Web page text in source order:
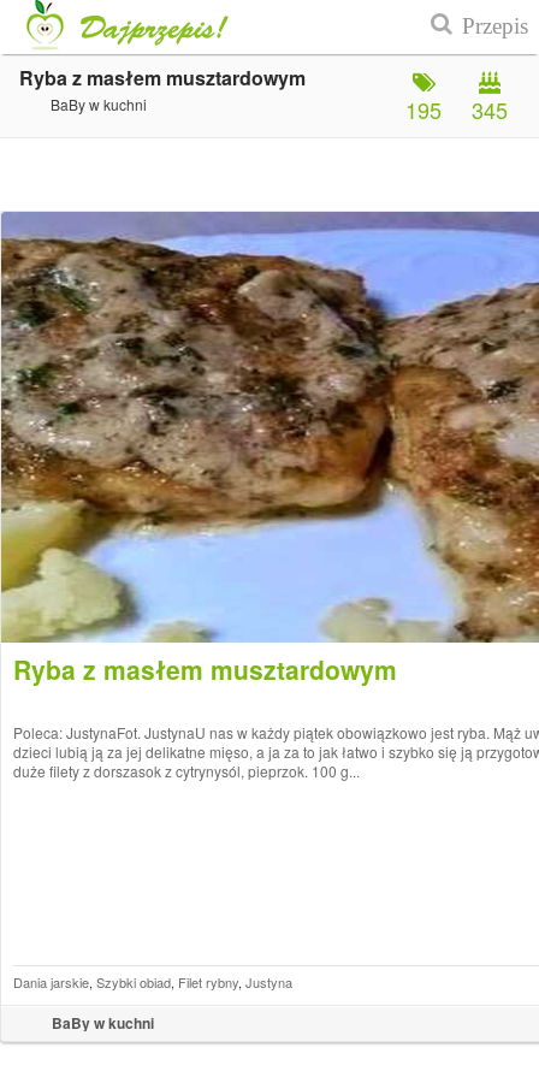
Ryba z masłem musztardowym
BaBy w kuchni 345
195
Ryba z masłem musztardowym
Poleca: JustynaFot. JustynaU nas w każdy piątek obowiązkowo jest ryba. Mąż
dzieci lubią ją za jej delikatne mięso, a ja za to jak łatwo i szybko się ją
duże filety z dorszasok z cytrynysól, pieprzok. 100 g...
BaBy w kuchni
Dania jarskie, Szybki obiad, Filet rybny, Justyna